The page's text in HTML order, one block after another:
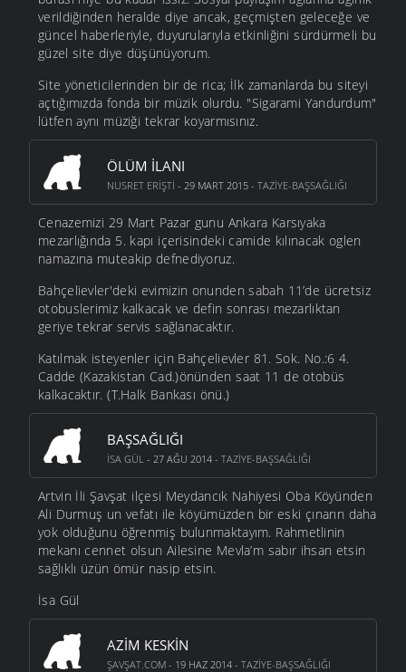
verildiğinden heralde diye ancak, geçmişten geleceğe ve
güncel haberleriyle, duyurularıyla etkinliğini sürdürmeli bu
güzel site diye düşünüyorum.
Site yöneticilerinden bir de rica; İlk zamanlarda bu siteyi
açtığımızda fonda bir müzik olurdu. "Sigarami Yandurdum"
lütfen aynı müziği tekrar koyarmısınız.
ÖLÜM İLANI
NUSRET ERIŞTI - 29 MART 2015 - TAZIYE-BAŞSAĞLIĞI
Cenazemizi 29 Mart Pazar gunu Ankara Karsıyaka
mezarlığında 5. kapı içerisindeki camide kılınacak oglen
namazına muteakip defnediyoruz.
Bahçelievler'deki evimizin onunden sabah 11’de ücretsiz
otobuslerimiz kalkacak ve defin sonrası mezarlıktan
geriye tekrar servis sağlanacaktır.
Katılmak isteyenler için Bahçelievler 81. Sok. No.:6 4.
Cadde (Kazakistan Cad.)önünden saat 11 de otobüs
kalkacaktır. (T.Halk Bankası önü.)
BAŞSAĞLIĞI
ISA GÜL - 27 AĞU 2014 - TAZIYE-BAŞSAĞLIĞI
Artvin İli Şavşat ilçesi Meydancık Nahiyesi Oba Köyünden
Ali Durmuş un vefatı ile köyümüzden bir eski çınarın daha
yok olduğunu öğrenmiş bulunmaktayım. Rahmetlinin
mekanı cennet olsun Ailesine Mevla’m sabır ihsan etsin
sağlıklı üzün ömür nasip etsin.
İsa Gül
AZIM KESKIN
ŞAVŞAT.COM - 19 HAZ 2014 - TAZIYE-BAŞSAĞLIĞI